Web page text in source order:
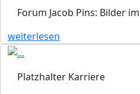
Forum Jacob Pins: Bilder
weiterlesen
Platzhalter Karriere